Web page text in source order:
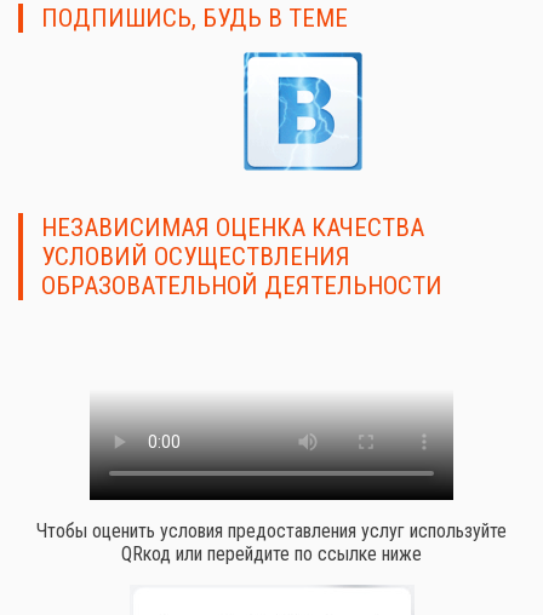
ПОДПИШИСЬ, БУДЬ В ТЕМЕ
НЕЗАВИСИМАЯ ОЦЕНКА КАЧЕСТВА
УСЛОВИЙ ОСУЩЕСТВЛЕНИЯ
ОБРАЗОВАТЕЛЬНОЙ ДЕЯТЕЛЬНОСТИ
Чтобы оценить условия предоставления услуг используйте
QRкод или перейдите по ссылке ниже